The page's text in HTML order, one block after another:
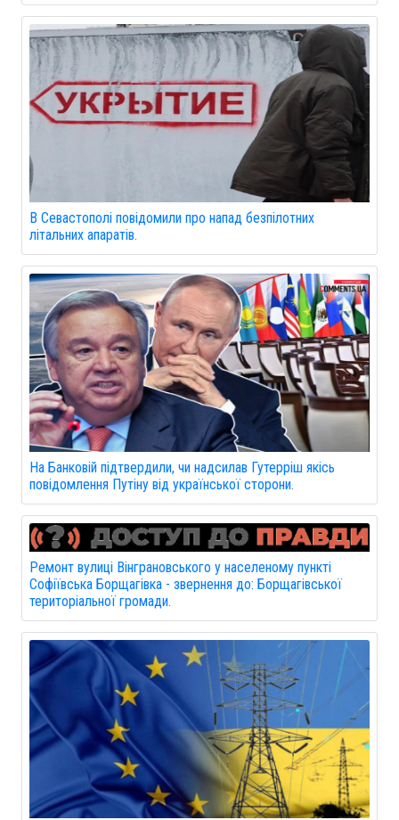
В Севастополі повідомили про напад безпілотних
літальних апаратів.
На Банковій підтвердили, чи надсилав Гутерріш якісь
повідомлення Путіну від української сторони.
Ремонт вулиці Вінграновського у населеному пункті
Софіївська Борщагівка - звернення до: Борщагівської
територіальної громади.